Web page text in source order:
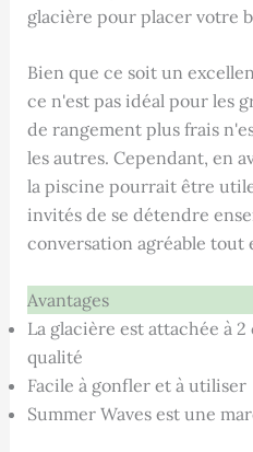
glacière pour placer votre
Bien que ce soit un
ce n'est pas idéal pour les
de rangement plus frais
les autres. Cependant, en
la piscine pourrait être
invités de se détendre
conversation agréable
Avantages
La glacière est attachée à
qualité
Facile à gonfler et à utiliser
Summer Waves est une